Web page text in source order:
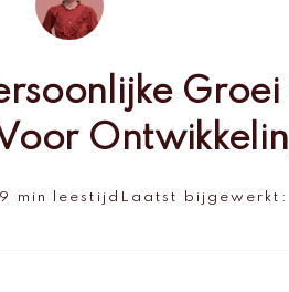
9 min leestijd Laatst bijgewerkt: